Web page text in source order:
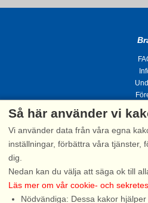
Så här använder vi
Vi använder data från våra egna
inställningar, förbättra våra tjänster,
dig.
Nedan kan du välja att säga ok till
Läs mer om vår cookie- och
Nödvändiga: Dessa kakor